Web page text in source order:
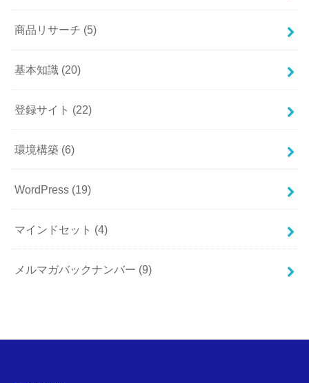
商品リサーチ (5)
基本知識 (20)
登録サイト (22)
環境構築 (6)
WordPress (19)
マインドセット (4)
メルマガバックナンバー (9)